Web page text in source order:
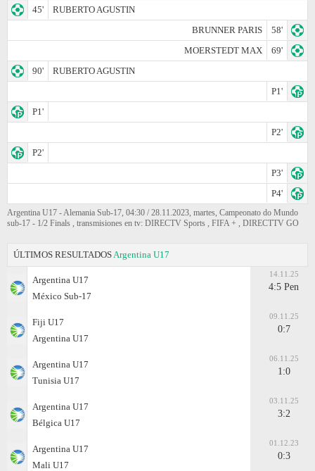
45'
RUBERTO AGUSTIN
BRUNNER PARIS
58'
MOERSTEDT MAX
69'
90'
RUBERTO AGUSTIN
P1'
P1'
P2'
P2'
P3'
P4'
Argentina U17 - Alemania Sub-17, 04:30 / 28.11.2023, martes, Campeonato do Mundo
sub-17 - 1/2 Finals , transmisiones en tv: DIRECTV Sports , FIFA + , DIRECTTV GO
ÚLTIMOS RESULTADOS Argentina U17
Argentina U17
México Sub-17
14.11.25
4:5 Pen
Fiji U17
Argentina U17
09.11.25
0:7
Argentina U17
Tunisia U17
06.11.25
1:0
Argentina U17
Bélgica U17
03.11.25
3:2
Argentina U17
Mali U17
01.12.23
0:3